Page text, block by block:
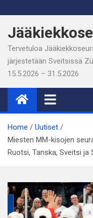
to
content
Tervetuloa
järjestetään Sveitsissä
15.5.2026 – 31.5.2026
Home
Uutiset
Miesten MM-kisojen
Ruotsi, Tanska, Sveitsi ja